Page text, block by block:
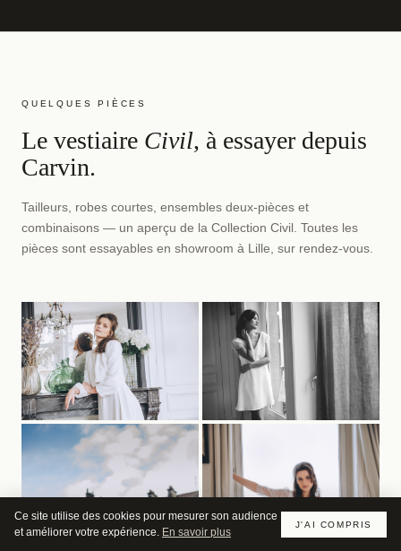
QUELQUES PIÈCES
Le vestiaire Civil, à essayer depuis
Carvin.
Tailleurs, robes courtes, ensembles deux-pièces et
combinaisons — un aperçu de la Collection Civil. Toutes les
pièces sont essayables en showroom à Lille, sur rendez-vous.
Ce site utilise des cookies pour mesurer son audience
et améliorer votre expérience. En savoir plus
J'AI COMPRIS